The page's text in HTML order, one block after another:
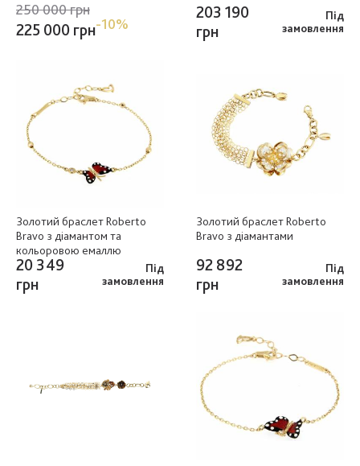
250 000 грн
225 000 грн-10%
203 190
грн
Під
замовлення
Золотий браслет Roberto
Bravo з діамантом та
кольоровою емаллю
20 349
грн
Під
замовлення
Золотий браслет Roberto
Bravo з діамантами
92 892
грн
Під
замовлення